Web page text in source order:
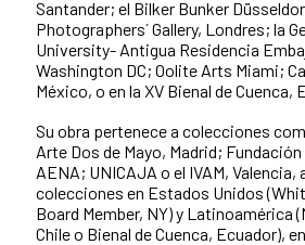
Santander; el Bilker Bunker
Photographers´ Gallery, Londres; la
University- Antigua Residencia
Washington DC; Oolite Arts Miami;
México, o en la XV Bienal de Cuenca,
Su obra pertenece a colecciones
Arte Dos de Mayo, Madrid;
AENA; UNICAJA o el IVAM, Valencia,
colecciones en Estados Unidos
Board Member, NY) y Latinoamérica
Chile o Bienal de Cuenca, Ecuador),